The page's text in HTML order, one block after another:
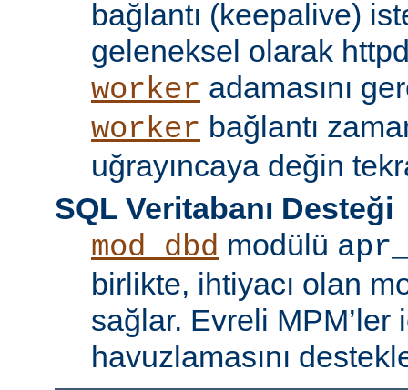
bağlantı (keepalive)
geleneksel olarak
worker adamasını
worker bağlantı
uğrayıncaya değin
SQL Veritabanı Desteği
mod_dbd modülü
birlikte, ihtiyacı olan
sağlar. Evreli MPM’ler
havuzlamasını